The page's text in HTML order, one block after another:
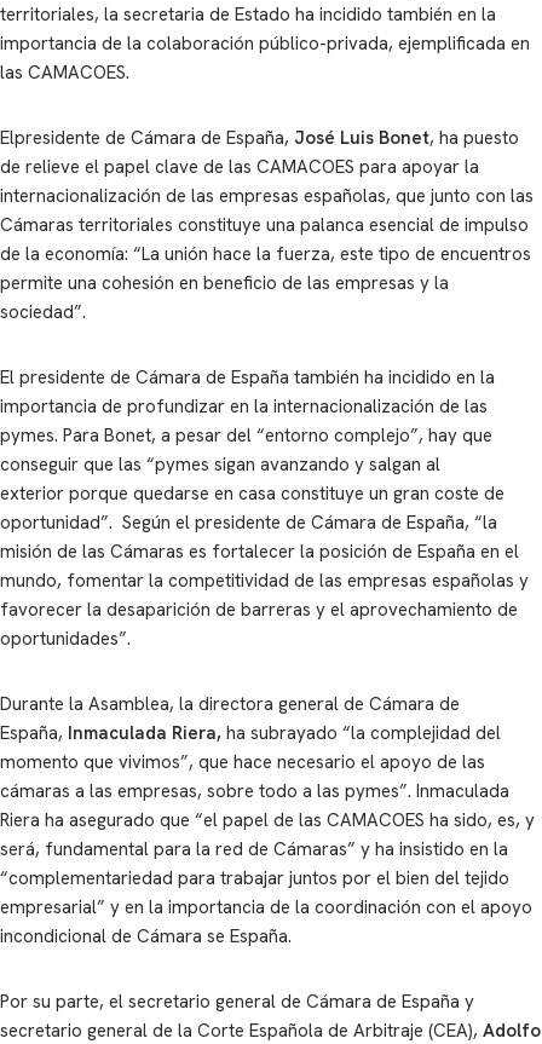
territoriales, la secretaria de Estado ha incidido también en la
importancia de la colaboración público-privada, ejemplificada en
las CAMACOES.
Elpresidente de Cámara de España, José Luis Bonet, ha puesto
de relieve el papel clave de las CAMACOES para apoyar la
internacionalización de las empresas españolas, que junto con las
Cámaras territoriales constituye una palanca esencial de impulso
de la economía: “La unión hace la fuerza, este tipo de encuentros
permite una cohesión en beneficio de las empresas y la
sociedad”.
El presidente de Cámara de España también ha incidido en la
importancia de profundizar en la internacionalización de las
pymes. Para Bonet, a pesar del “entorno complejo”, hay que
conseguir que las “pymes sigan avanzando y salgan al
exterior porque quedarse en casa constituye un gran coste de
oportunidad”. Según el presidente de Cámara de España, “la
misión de las Cámaras es fortalecer la posición de España en el
mundo, fomentar la competitividad de las empresas españolas y
favorecer la desaparición de barreras y el aprovechamiento de
oportunidades”.
Durante la Asamblea, la directora general de Cámara de
España, Inmaculada Riera, ha subrayado “la complejidad del
momento que vivimos”, que hace necesario el apoyo de las
cámaras a las empresas, sobre todo a las pymes”. Inmaculada
Riera ha asegurado que “el papel de las CAMACOES ha sido, es, y
será, fundamental para la red de Cámaras” y ha insistido en la
“complementariedad para trabajar juntos por el bien del tejido
empresarial” y en la importancia de la coordinación con el apoyo
incondicional de Cámara se España.
Por su parte, el secretario general de Cámara de España y
secretario general de la Corte Española de Arbitraje (CEA), Adolfo